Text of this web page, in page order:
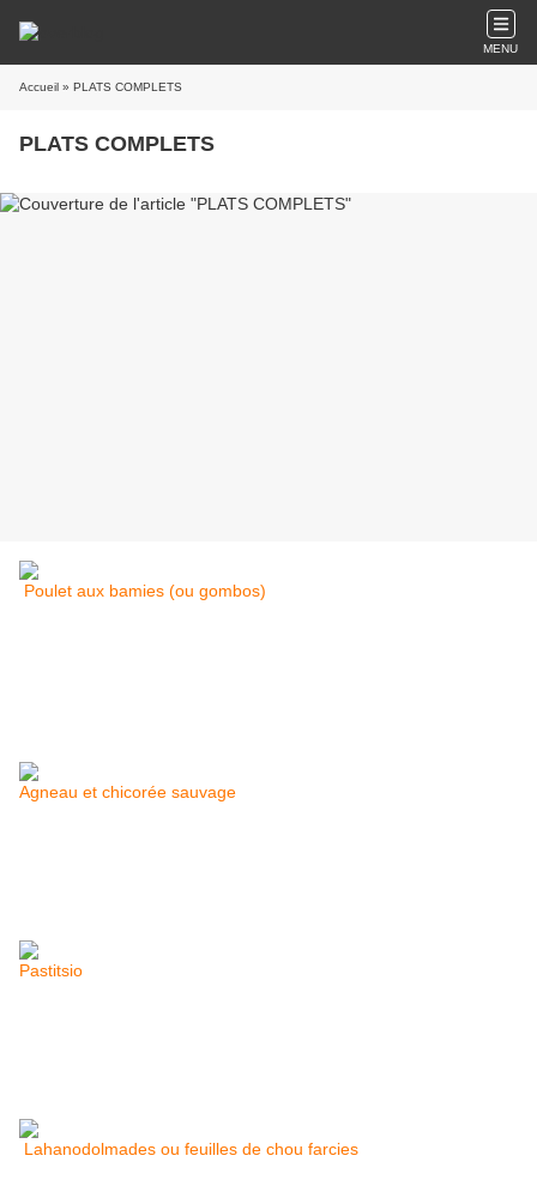
MENU
Accueil » PLATS COMPLETS
PLATS COMPLETS
Poulet aux bamies (ou gombos)
Agneau et chicorée sauvage
Pastitsio
Lahanodolmades ou feuilles de chou farcies